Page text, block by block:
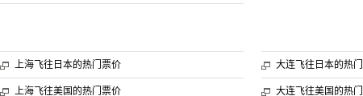
上海飞往日本的热门票价
上海飞往美国的热门票价
大连飞往日本的热
大连飞往美国的热